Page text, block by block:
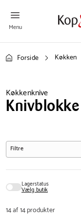
Menu
Forside Køkken
Køkkenknive
Knivblokke
Filtre
Lagerstatus
Vælg butik
14 af 14 produkter